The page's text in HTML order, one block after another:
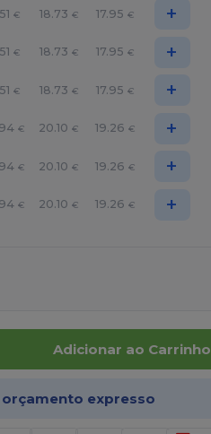
€ 18.73 € 17.95 € +
€ 18.73 € 17.95 € +
€ 18.73 € 17.95 € +
€ 20.10 € 19.26 € +
€ 20.10 € 19.26 € +
€ 20.10 € 19.26 € +
Adicionar ao Carrinho
expresso